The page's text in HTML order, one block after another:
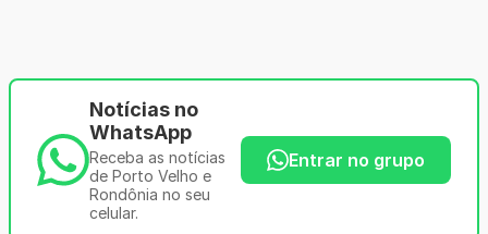
Notícias no
WhatsApp
Receba as notícias
de Porto Velho e
Rondônia no seu
celular.
Entrar no grupo